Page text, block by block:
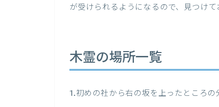
が受けられるようになるので、見つけ
木霊の場所一覧
1.初めの社から右の坂を上ったところ